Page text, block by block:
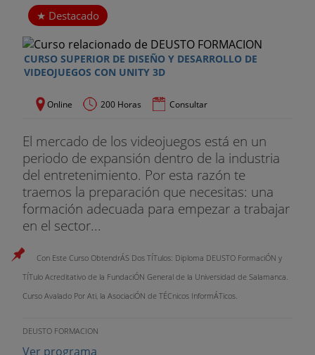
Destacado
CURSO SUPERIOR DE DISEÑO Y DESARROLLO DE
VIDEOJUEGOS CON UNITY 3D
Online 200 Horas Consultar
El mercado de los videojuegos está en un
periodo de expansión dentro de la industria
del entretenimiento. Por esta razón te
traemos la preparación que necesitas: una
formación adecuada para empezar a trabajar
en el sector...
Con Este Curso ObtendrÁS Dos TÍTulos: Diploma DEUSTO FormaciÓN y
TÍTulo Acreditativo de la FundaciÓN General de la Universidad de Salamanca.
Curso Avalado Por Ati, la AsociaciÓN de TÉCnicos InformÁTicos.
DEUSTO FORMACION
Ver programa